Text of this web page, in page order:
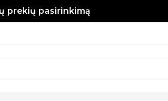
prekių pasirinkimą